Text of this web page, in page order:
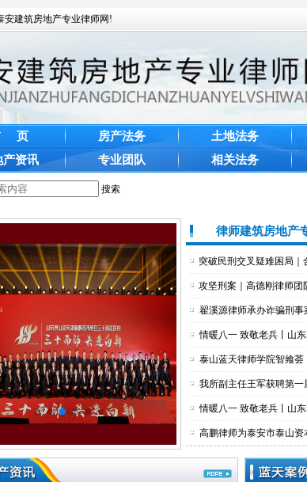
安建筑房地产专业律师网!
页 房产法务 土地法务
产资讯
专业团队 相关法务
搜索
律师建筑房地产
突破民刑交叉疑难困局｜
攻坚刑案｜高德刚律师团
翟溪源律师承办诈骗刑事
情暖八一 致敬老兵丨山
泰山蓝天律师学院智飨荟
我所副主任王军获聘第一
情暖八一 致敬老兵丨山
高鹏律师为泰安市泰山资